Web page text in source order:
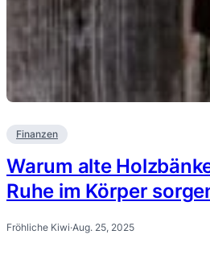
Finanzen
Warum alte
Ruhe im Körper
Fröhliche Kiwi·Aug. 25, 2025